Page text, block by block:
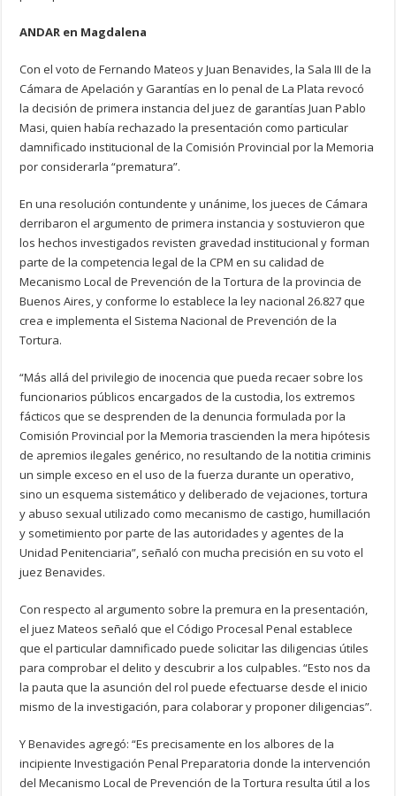
ANDAR en Magdalena
Con el voto de Fernando Mateos y Juan Benavides, la Sala III de la
Cámara de Apelación y Garantías en lo penal de La Plata revocó
la decisión de primera instancia del juez de garantías Juan Pablo
Masi, quien había rechazado la presentación como particular
damnificado institucional de la Comisión Provincial por la Memoria
por considerarla “prematura”.
En una resolución contundente y unánime, los jueces de Cámara
derribaron el argumento de primera instancia y sostuvieron que
los hechos investigados revisten gravedad institucional y forman
parte de la competencia legal de la CPM en su calidad de
Mecanismo Local de Prevención de la Tortura de la provincia de
Buenos Aires, y conforme lo establece la ley nacional 26.827 que
crea e implementa el Sistema Nacional de Prevención de la
Tortura.
“Más allá del privilegio de inocencia que pueda recaer sobre los
funcionarios públicos encargados de la custodia, los extremos
fácticos que se desprenden de la denuncia formulada por la
Comisión Provincial por la Memoria trascienden la mera hipótesis
de apremios ilegales genérico, no resultando de la notitia criminis
un simple exceso en el uso de la fuerza durante un operativo,
sino un esquema sistemático y deliberado de vejaciones, tortura
y abuso sexual utilizado como mecanismo de castigo, humillación
y sometimiento por parte de las autoridades y agentes de la
Unidad Penitenciaria”, señaló con mucha precisión en su voto el
juez Benavides.
Con respecto al argumento sobre la premura en la presentación,
el juez Mateos señaló que el Código Procesal Penal establece
que el particular damnificado puede solicitar las diligencias útiles
para comprobar el delito y descubrir a los culpables. “Esto nos da
la pauta que la asunción del rol puede efectuarse desde el inicio
mismo de la investigación, para colaborar y proponer diligencias”.
Y Benavides agregó: “Es precisamente en los albores de la
incipiente Investigación Penal Preparatoria donde la intervención
del Mecanismo Local de Prevención de la Tortura resulta útil a los